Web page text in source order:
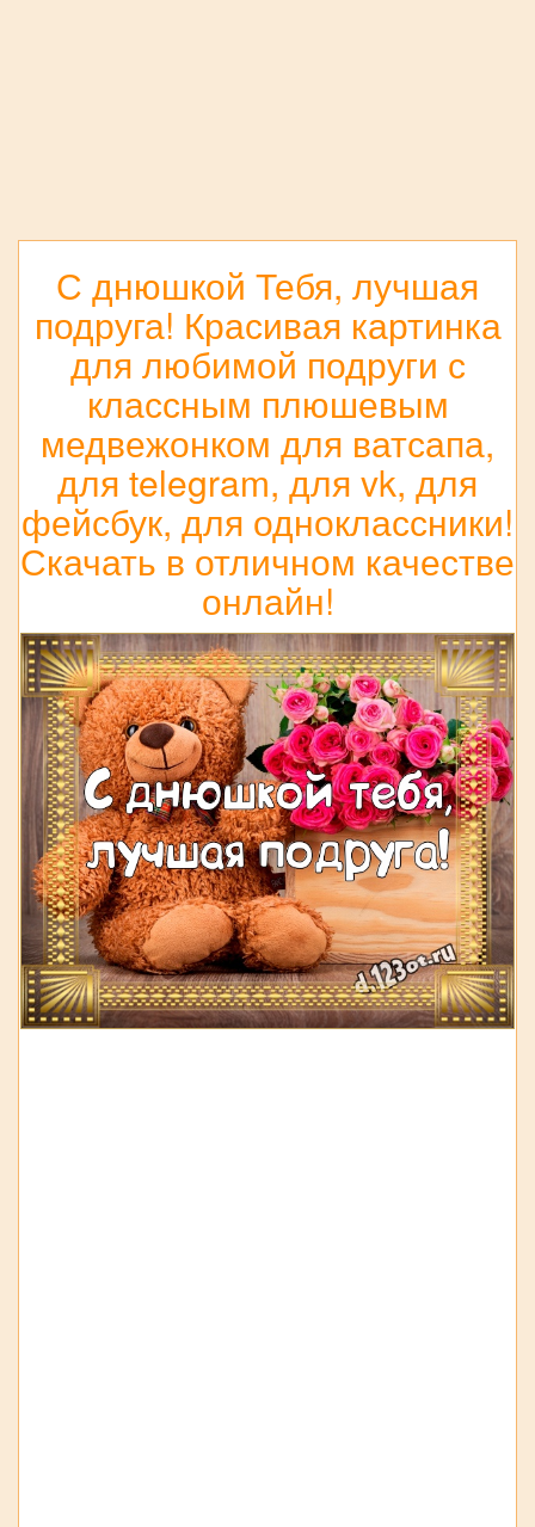
С днюшкой Тебя, лучшая
подруга! Красивая картинка
для любимой подруги с
классным плюшевым
медвежонком для ватсапа,
для telegram, для vk, для
фейсбук, для одноклассники!
Скачать в отличном качестве
онлайн!